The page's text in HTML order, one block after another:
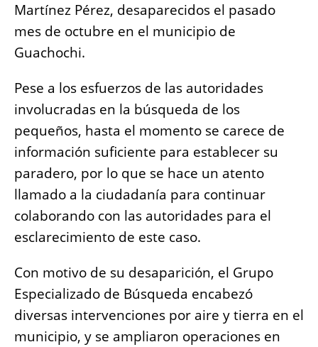
Martínez Pérez, desaparecidos el pasado
mes de octubre en el municipio de
Guachochi.
Pese a los esfuerzos de las autoridades
involucradas en la búsqueda de los
pequeños, hasta el momento se carece de
información suficiente para establecer su
paradero, por lo que se hace un atento
llamado a la ciudadanía para continuar
colaborando con las autoridades para el
esclarecimiento de este caso.
Con motivo de su desaparición, el Grupo
Especializado de Búsqueda encabezó
diversas intervenciones por aire y tierra en el
municipio, y se ampliaron operaciones en